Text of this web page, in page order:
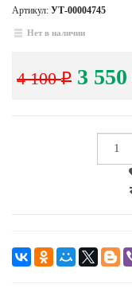
Артикул: УТ-00004745
Нет в наличии
4 100₽ 3 550